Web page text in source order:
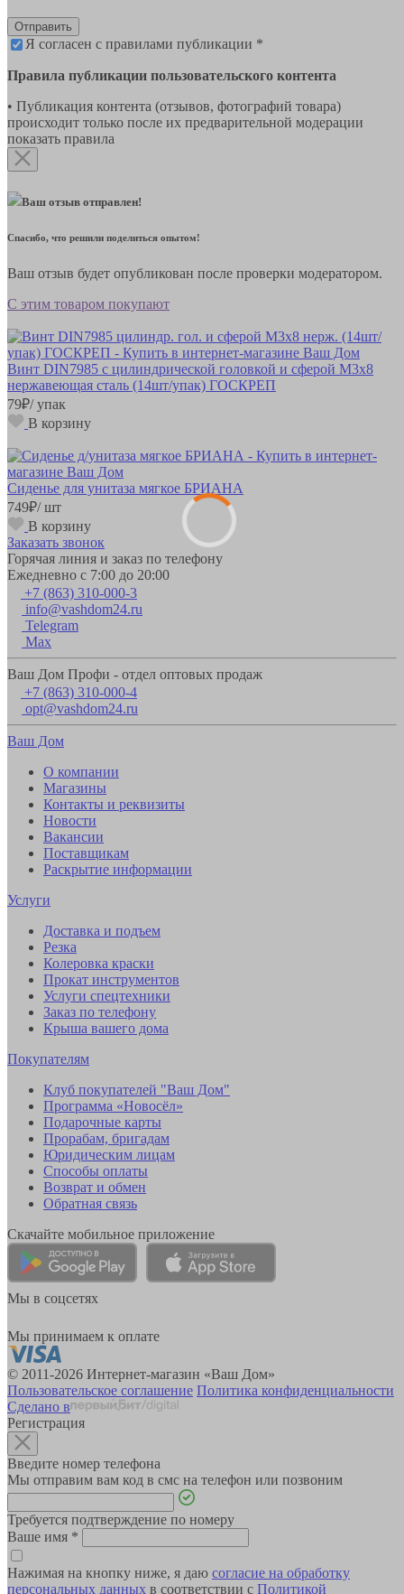
Отправить
Я согласен с правилами публикации *
Правила публикации пользовательского контента
• Публикация контента (отзывов, фотографий товара)
происходит только после их предварительной модерации
показать правила
Ваш отзыв отправлен!
Спасибо, что решили поделиться опытом!
Ваш отзыв будет опубликован после проверки модератором.
С этим товаром покупают
Винт DIN7985 с цилиндрической головкой и сферой М3х8
нержавеющая сталь (14шт/упак) ГОСКРЕП
79₽/ упак
В корзину
Сиденье для унитаза мягкое БРИАНА
749₽/ шт
В корзину
Заказать звонок
Горячая линия и заказ по телефону
Ежедневно с 7:00 до 20:00
+7 (863) 310-000-3
info@vashdom24.ru
Telegram
Max
Ваш Дом Профи - отдел оптовых продаж
+7 (863) 310-000-4
opt@vashdom24.ru
Ваш Дом
О компании
Магазины
Контакты и реквизиты
Новости
Вакансии
Поставщикам
Раскрытие информации
Услуги
Доставка и подъем
Резка
Колеровка краски
Прокат инструментов
Услуги спецтехники
Заказ по телефону
Крыша вашего дома
Покупателям
Клуб покупателей "Ваш Дом"
Программа «Новосёл»
Подарочные карты
Прорабам, бригадам
Юридическим лицам
Способы оплаты
Возврат и обмен
Обратная связь
Скачайте мобильное приложение
Мы в соцсетях
Мы принимаем к оплате
© 2011-2026 Интернет-магазин «Ваш Дом»
Пользовательское соглашение Политика конфиденциальности
Сделано в
Регистрация
Введите номер телефона
Мы отправим вам код в смс на телефон или позвоним
Требуется подтверждение по номеру
Ваше имя *
Нажимая на кнопку ниже, я даю согласие на обработку
персональных данных в соответствии с Политикой